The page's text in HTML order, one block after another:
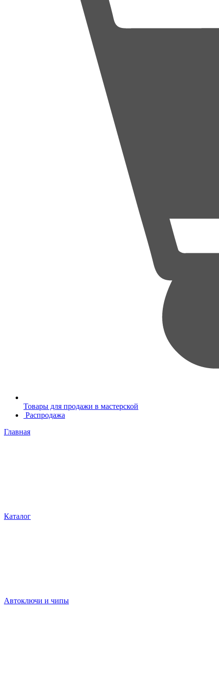
Товары для продажи в мастерской
Распродажа
Главная
Каталог
Автоключи и чипы